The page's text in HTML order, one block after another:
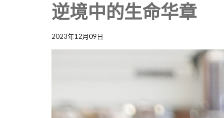
逆境中的生命华章
2023年12月09日